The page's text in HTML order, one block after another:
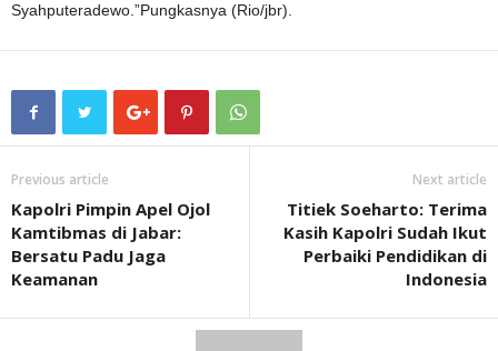
Syahputeradewo.”Pungkasnya (Rio/jbr).
Previous article
Kapolri Pimpin Apel Ojol
Kamtibmas di Jabar:
Bersatu Padu Jaga
Keamanan
Next article
Titiek Soeharto: Terima
Kasih Kapolri Sudah Ikut
Perbaiki Pendidikan di
Indonesia